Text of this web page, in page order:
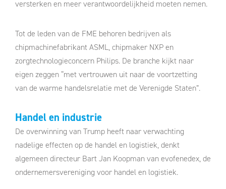
versterken en meer verantwoordelijkheid moeten nemen.
Tot de leden van de FME behoren bedrijven als
chipmachinefabrikant ASML, chipmaker NXP en
zorgtechnologieconcern Philips. De branche kijkt naar
eigen zeggen “met vertrouwen uit naar de voortzetting
van de warme handelsrelatie met de Verenigde Staten”.
Handel en industrie
De overwinning van Trump heeft naar verwachting
nadelige effecten op de handel en logistiek, denkt
algemeen directeur Bart Jan Koopman van evofenedex, de
ondernemersvereniging voor handel en logistiek.